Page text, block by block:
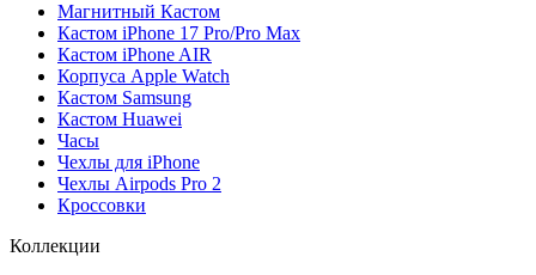
Магнитный Кастом
Кастом iPhone 17 Pro/Pro Max
Кастом iPhone AIR
Корпуса Apple Watch
Кастом Samsung
Кастом Huawei
Часы
Чехлы для iPhone
Чехлы Airpods Pro 2
Кроссовки
Коллекции